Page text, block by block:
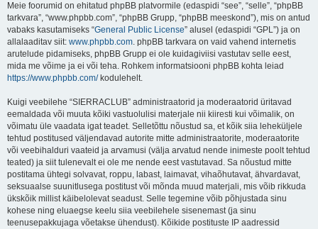
Meie foorumid on ehitatud phpBB platvormile (edaspidi “see”, “selle”, “phpBB
tarkvara”, “www.phpbb.com”, “phpBB Grupp, “phpBB meeskond”), mis on antud
vabaks kasutamiseks “General Public License” alusel (edaspidi “GPL”) ja on
allalaaditav siit: www.phpbb.com. phpBB tarkvara on vaid vahend internetis
arutelude pidamiseks, phpBB Grupp ei ole kuidagiviisi vastutav selle eest,
mida me võime ja ei või teha. Rohkem informatsiooni phpBB kohta leiad
https://www.phpbb.com/kodulehelt.
Kuigi veebilehe “SIERRACLUB” administraatorid ja moderaatorid üritavad
eemaldada või muuta kõiki vastuolulisi materjale nii kiiresti kui võimalik, on
võimatu üle vaadata igat teadet. Selletõttu nõustud sa, et kõik siia leheküljele
tehtud postitused väljendavad autorite mitte administraatorite, moderaatorite
või veebihalduri vaateid ja arvamusi (välja arvatud nende inimeste poolt tehtud
teated) ja siit tulenevalt ei ole me nende eest vastutavad. Sa nõustud mitte
postitama ühtegi solvavat, roppu, labast, laimavat, vihaõhutavat, ähvardavat,
seksuaalse suunitlusega postitust või mõnda muud materjali, mis võib rikkuda
ükskõik millist käibelolevat seadust. Selle tegemine võib põhjustada sinu
kohese ning eluaegse keelu siia veebilehele sisenemast (ja sinu
teenusepakkujaga võetakse ühendust). Kõikide postituste IP aadressid